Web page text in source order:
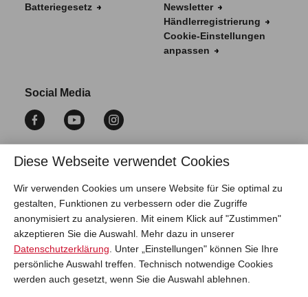
Batteriegesetz
Newsletter
Händlerregistrierung
Cookie-Einstellungen
anpassen
Social Media
Vertrag widerrufen
Diese Webseite verwendet Cookies
Wir verwenden Cookies um unsere Website für Sie optimal zu
gestalten, Funktionen zu verbessern oder die Zugriffe
anonymisiert zu analysieren. Mit einem Klick auf "Zustimmen"
akzeptieren Sie die Auswahl. Mehr dazu in unserer
Datenschutzerklärung . Unter „Einstellungen" können Sie Ihre
persönliche Auswahl treffen. Technisch notwendige Cookies
werden auch gesetzt, wenn Sie die Auswahl ablehnen.